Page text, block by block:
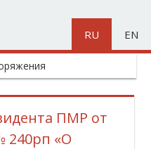
RU EN
ПМР от
240рп «О